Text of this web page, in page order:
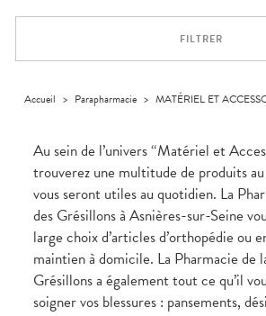
pharmacie
Solaire
SPÉCIALITÉS
UTILES
APPLICATION
FILTRER
Accueil > Parapharmacie > MATÉRIEL ET
Au sein de l’univers “Matériel et
trouverez une multitude de produits
vous seront utiles au quotidien. La
des Grésillons à Asnières-sur-Seine
large choix d’articles d’orthopédie ou
maintien à domicile. La Pharmacie de
Grésillons a également tout ce qu’il
soigner vos blessures : pansements,